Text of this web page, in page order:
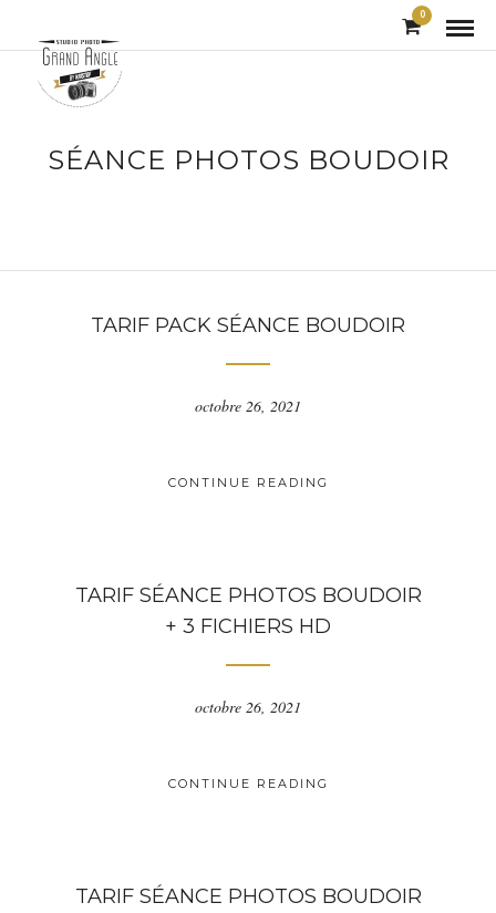
0
SÉANCE PHOTOS BOUDOIR
TARIF PACK SÉANCE BOUDOIR
octobre 26, 2021
CONTINUE READING
TARIF SÉANCE PHOTOS BOUDOIR
+ 3 FICHIERS HD
octobre 26, 2021
CONTINUE READING
TARIF SÉANCE PHOTOS BOUDOIR